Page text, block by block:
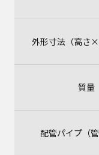
外形寸法（高さ×
質量
配管パイプ（